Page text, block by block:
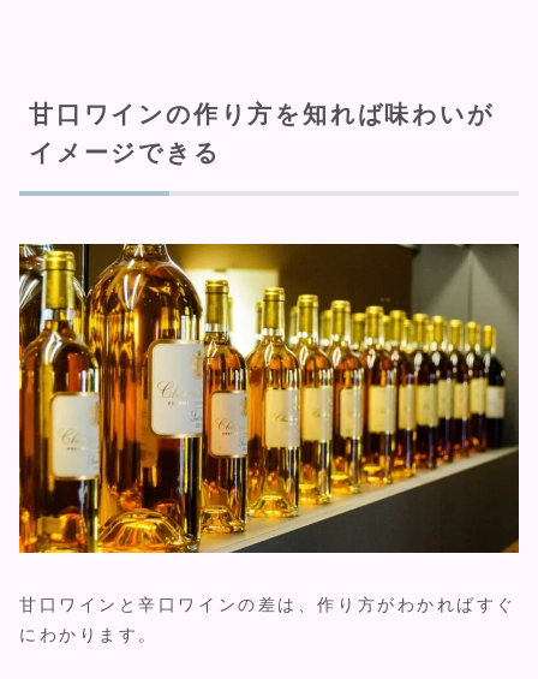
甘口ワインの作り方を知れば味わいが
イメージできる
甘口ワインと辛口ワインの差は、作り方がわかればすぐ
にわかります。